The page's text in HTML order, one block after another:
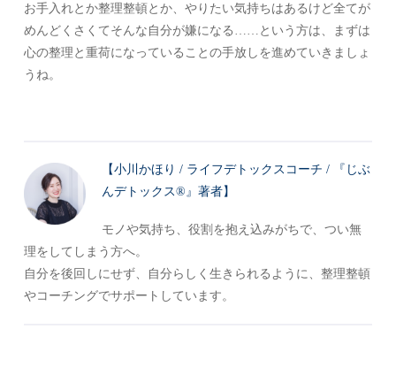
お手入れとか整理整頓とか、やりたい気持ちはあるけど全てが
めんどくさくてそんな自分が嫌になる……という方は、まずは
心の整理と重荷になっていることの手放しを進めていきましょ
うね。
【小川かほり / ライフデトックスコーチ / 『じぶ
んデトックス®』著者】
モノや気持ち、役割を抱え込みがちで、つい無
理をしてしまう方へ。
自分を後回しにせず、自分らしく生きられるように、整理整頓
やコーチングでサポートしています。